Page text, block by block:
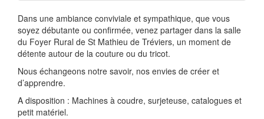
Dans une ambiance conviviale et sympathique, que vous
soyez débutante ou confirmée, venez partager dans la salle
du Foyer Rural de St Mathieu de Tréviers, un moment de
détente autour de la couture ou du tricot.
Nous échangeons notre savoir, nos envies de créer et
d’apprendre.
A disposition : Machines à coudre, surjeteuse, catalogues et
petit matériel.